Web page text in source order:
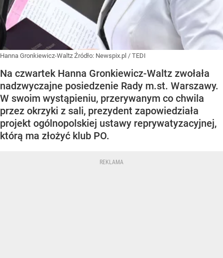
Hanna Gronkiewicz-Waltz Źródło: Newspix.pl / TEDI
Na czwartek Hanna Gronkiewicz-Waltz zwołała
nadzwyczajne posiedzenie Rady m.st. Warszawy.
W swoim wystąpieniu, przerywanym co chwila
przez okrzyki z sali, prezydent zapowiedziała
projekt ogólnopolskiej ustawy reprywatyzacyjnej,
którą ma złożyć klub PO.